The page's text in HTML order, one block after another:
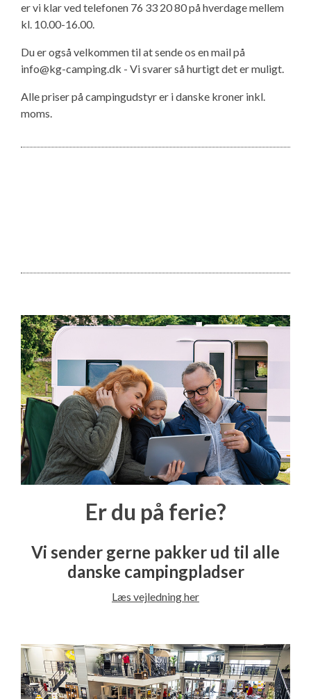
er vi klar ved telefonen 76 33 20 80 på hverdage mellem
kl. 10.00-16.00.
Du er også velkommen til at sende os en mail på
info@kg-camping.dk - Vi svarer så hurtigt det er muligt.
Alle priser på campingudstyr er i danske kroner inkl.
moms.
Er du på ferie?
Vi sender gerne pakker ud til alle
danske campingpladser
Læs vejledning her